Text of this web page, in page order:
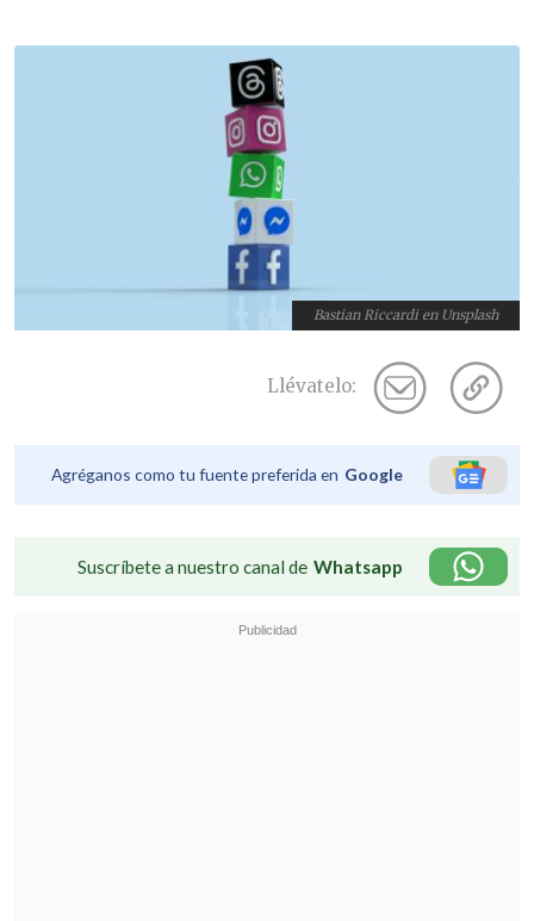
Bastian Riccardi en Unsplash
Llévatelo:
Agréganos como tu fuente preferida en Google
Suscríbete a nuestro canal de Whatsapp